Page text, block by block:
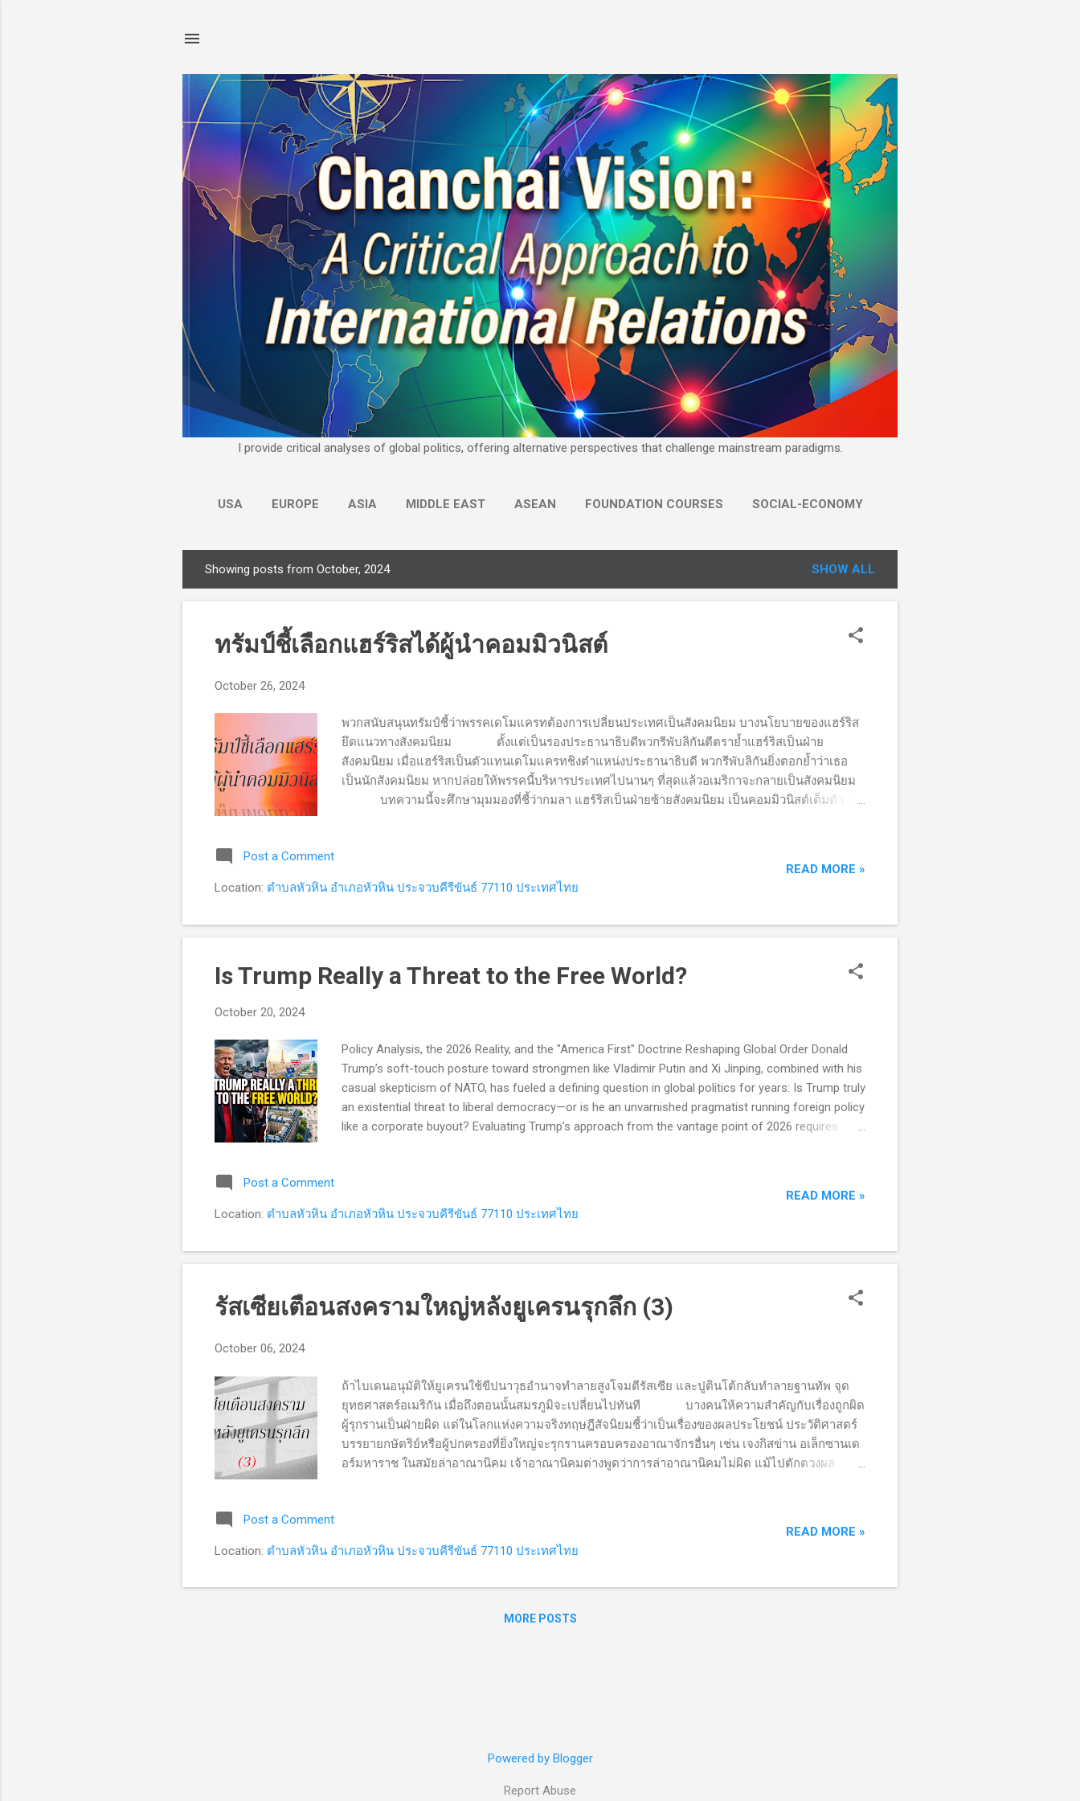
I provide critical analyses of global politics, offering alternative perspectives that challenge mainstream paradigms.
USA EUROPE ASIA MIDDLE EAST ASEAN FOUNDATION COURSES SOCIAL-ECONOMY
o
Showing posts from October, 2024 SHOW ALL
ทรัมป์ชี้เลือกแฮร์ริสได้ผู้นำคอมมิวนิสต์
October 26, 2024
พวกสนับสนุนทรัมป์ชี้ว่าพรรคเดโมแครทต้องการเปลี่ยนประเทศเป็นสังคมนิยม บางนโยบายของแฮร์ริส
ยึดแนวทางสังคมนิยม ตั้งแต่เป็นรองประธานาธิบดีพวกรีพับลิกันตีตราย้ำแฮร์ริสเป็นฝ่าย
สังคมนิยม เมื่อแฮร์ริสเป็นตัวแทนเดโมแครทชิงตำแหน่งประธานาธิบดี พวกรีพับลิกันยิ่งตอกย้ำว่าเธอ
เป็นนักสังคมนิยม หากปล่อยให้พรรคนี้บริหารประเทศไปนานๆ ที่สุดแล้วอเมริกาจะกลายเป็นสังคมนิยม
บทความนี้จะศึกษามุมมองที่ชี้ว่ากมลา แฮร์ริสเป็นฝ่ายซ้ายสังคมนิยม เป็นคอมมิวนิสต์เต็มตัว :
Post a Comment
Location: ตำบลหัวหิน อำเภอหัวหิน ประจวบคีรีขันธ์ 77110 ประเทศไทย
READ MORE »
Is Trump Really a Threat to the Free World?
October 20, 2024
Policy Analysis, the 2026 Reality, and the "America First" Doctrine Reshaping Global Order Donald
Trump’s soft-touch posture toward strongmen like Vladimir Putin and Xi Jinping, combined with his
casual skepticism of NATO, has fueled a defining question in global politics for years: Is Trump truly
an existential threat to liberal democracy—or is he an unvarnished pragmatist running foreign policy
like a corporate buyout? Evaluating Trump’s approach from the vantage point of 2026 requires
Liberal Internationalism —the long-standing belief that American power should actively promote
Post a Comment
Location: ตำบลหัวหิน อำเภอหัวหิน ประจวบคีรีขันธ์ 77110 ประเทศไทย
READ MORE »
รัสเซียเตือนสงครามใหญ่หลังยูเครนรุกลึก (3)
October 06, 2024
ถ้าไบเดนอนุมัติให้ยูเครนใช้ขีปนาวุธอำนาจทำลายสูงโจมตีรัสเซีย และปูตินโต้กลับทำลายฐานทัพ จุด
ยุทธศาสตร์อเมริกัน เมื่อถึงตอนนั้นสมรภูมิจะเปลี่ยนไปทันที บางคนให้ความสำคัญกับเรื่องถูกผิด
ผู้รุกรานเป็นฝ่ายผิด แต่ในโลกแห่งความจริงทฤษฎีสัจนิยมชี้ว่าเป็นเรื่องของผลประโยชน์ ประวัติศาสตร์
บรรยายกษัตริย์หรือผู้ปกครองที่ยิ่งใหญ่จะรุกรานครอบครองอาณาจักรอื่นๆ เช่น เจงกิสข่าน อเล็กซานเด
อร์มหาราช ในสมัยล่าอาณานิคม เจ้าอาณานิคมต่างพูดว่าการล่าอาณานิคมไม่ผิด แม้ไปตักตวงผล
ทำสงครามโค่นล้มระบอบซัดดัม ฮุสเซน ดังนั้น ไม่ว่าเหตุผลข้ออ้างถูกหรือผิด เรื่องนี้ไม่สำคัญ
กว่า...
Post a Comment
Location: ตำบลหัวหิน อำเภอหัวหิน ประจวบคีรีขันธ์ 77110 ประเทศไทย
READ MORE »
MORE POSTS
Powered by Blogger
Report Abuse